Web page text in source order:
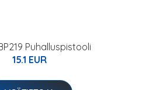
Puhalluspistooli
15.1 EUR